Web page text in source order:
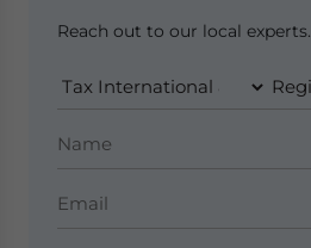
Reach out to our local experts.